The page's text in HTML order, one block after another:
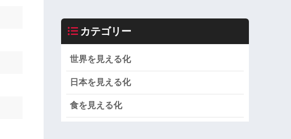
カテゴリー
世界を見える化
日本を見える化
食を見える化